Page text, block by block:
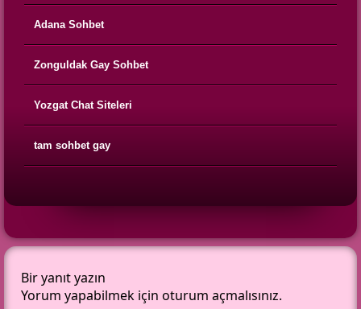
Adana Sohbet
Zonguldak Gay Sohbet
Yozgat Chat Siteleri
tam sohbet gay
Bir yanıt yazın
Yorum yapabilmek için oturum açmalısınız.